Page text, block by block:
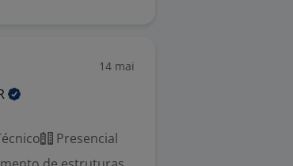
14 mai
Presencial